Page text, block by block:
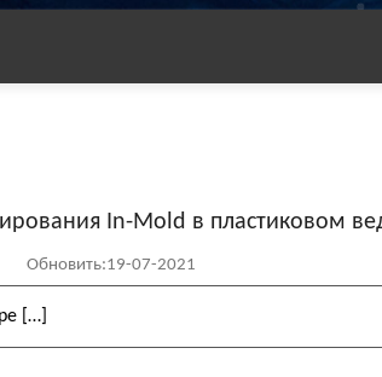
In-Mold в пластиковом
Обновить:19-07-2021
[…]